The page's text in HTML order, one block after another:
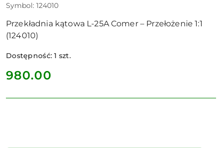
Symbol: 124010
Przekładnia kątowa L-25A Comer – Przełożenie 1:1
(124010)
Dostępność:1 szt.
cena:
980.00